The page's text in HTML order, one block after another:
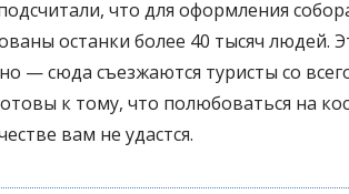
что для оформления
останки более 40 тысяч людей.
— сюда съезжаются туристы со
к тому, что полюбоваться на
вам не удастся.